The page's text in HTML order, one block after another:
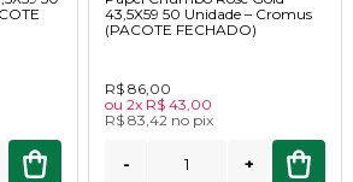
43,5X59 50 Unidade – Cromus
(PACOTE FECHADO)
R$ 86,00
ou 2x R$ 43,00
R$ 83,42 no pix
- +